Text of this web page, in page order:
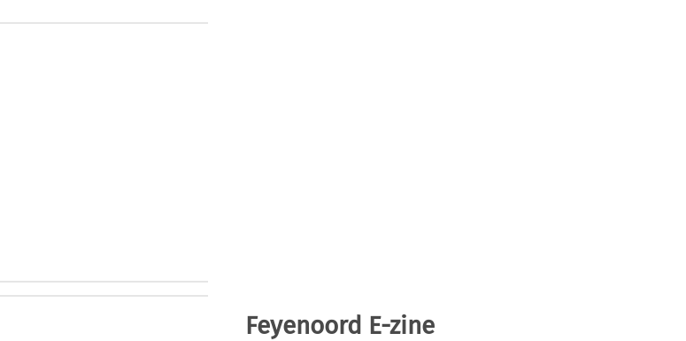
Feyenoord E-zine